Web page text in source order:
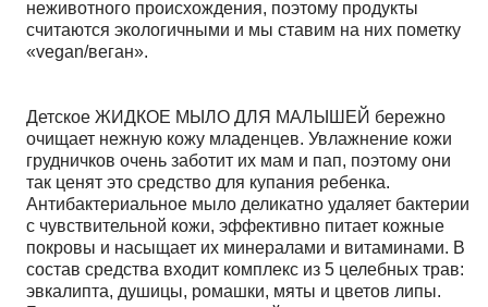
неживотного происхождения, поэтому продукты
считаются экологичными и мы ставим на них пометку
«vegan/веган».
Детское ЖИДКОЕ МЫЛО ДЛЯ МАЛЫШЕЙ бережно
очищает нежную кожу младенцев. Увлажнение кожи
грудничков очень заботит их мам и пап, поэтому они
так ценят это средство для купания ребенка.
Антибактериальное мыло деликатно удаляет бактерии
с чувствительной кожи, эффективно питает кожные
покровы и насыщает их минералами и витаминами. В
состав средства входит комплекс из 5 целебных трав:
эвкалипта, душицы, ромашки, мяты и цветов липы.